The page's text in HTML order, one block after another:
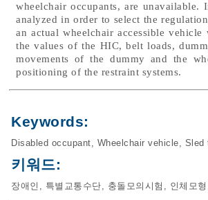
wheelchair occupants, are
analyzed in order to select the
an actual wheelchair accessible
the values of the HIC, belt loads,
movements of the dummy and the
positioning of the restraint systems.
Keywords:
Disabled occupant, Wheelchair vehicle, Sled
키워드:
장애인 , 특별교통수단, 충돌모의시험 , 인체모형